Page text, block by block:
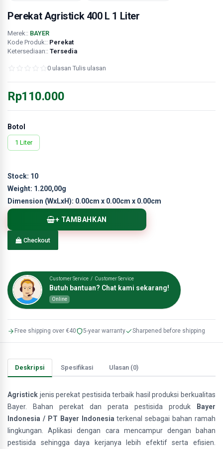
Perekat Agristick 400 L 1 Liter
Merek:: BAYER
Kode Produk:: Perekat
Ketersediaan:: Tersedia
0 ulasan Tulis ulasan
Rp110.000
Botol
1 Liter
Stock: 10
Weight: 1.200,00g
Dimension (WxLxH): 0.00cm x 0.00cm x 0.00cm
+ TAMBAHKAN
Checkout
Customer Service / Customer Service
Butuh bantuan? Chat kami sekarang!
Online
Free shipping over €40 5-year warranty Sharpened before shipping
Deskripsi Spesifikasi Ulasan (0)
Agristick jenis perekat pestisida terbaik hasil produksi berkualitas
Bayer. Bahan perekat dan perata pestisida produk
Bayer
Indonesia / PT Bayer Indonesiaterkenal sebagai bahan ramah
lingkungan. Aplikasi dengan cara mencampur dengan bahan
pestisida sehingga daya kerjanya lebih efektif serta efisien.